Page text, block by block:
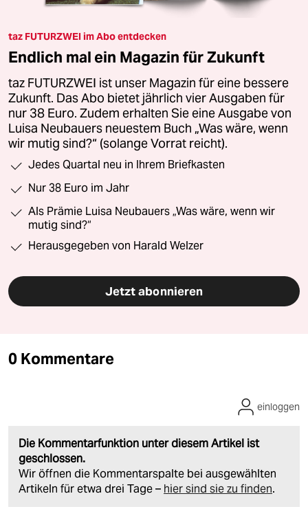
taz FUTURZWEI im Abo entdecken
Endlich mal ein Magazin für Zukunft
taz FUTURZWEI ist unser Magazin für eine bessere
Zukunft. Das Abo bietet jährlich vier Ausgaben für
nur 38 Euro. Zudem erhalten Sie eine Ausgabe von
Luisa Neubauers neuestem Buch „Was wäre, wenn
wir mutig sind?“ (solange Vorrat reicht).
Jedes Quartal neu in Ihrem Briefkasten
Nur 38 Euro im Jahr
Als Prämie Luisa Neubauers „Was wäre, wenn wir
mutig sind?“
Herausgegeben von Harald Welzer
Jetzt abonnieren
0 Kommentare
Die Kommentarfunktion unter diesem Artikel ist
geschlossen.
Wir öffnen die Kommentarspalte bei ausgewählten
Artikeln für etwa drei Tage – hier sind sie zu finden.
einloggen